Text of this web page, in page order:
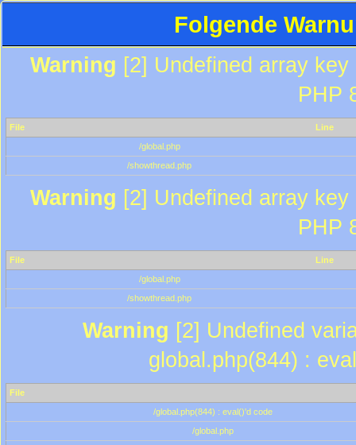
Folgende
Warning [2] Undefined array
PHP
File
Line
/global.php
/showthread.php
Warning [2] Undefined array
PHP
File
Line
/global.php
/showthread.php
Warning [2] Undefined
global.php(844) :
File
/global.php(844) : eval()'d code
/global.php